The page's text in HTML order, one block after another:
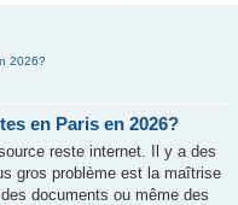
2026?
en Paris en 2026?
reste internet. Il y a des
gros problème est la maîtrise
documents ou même des